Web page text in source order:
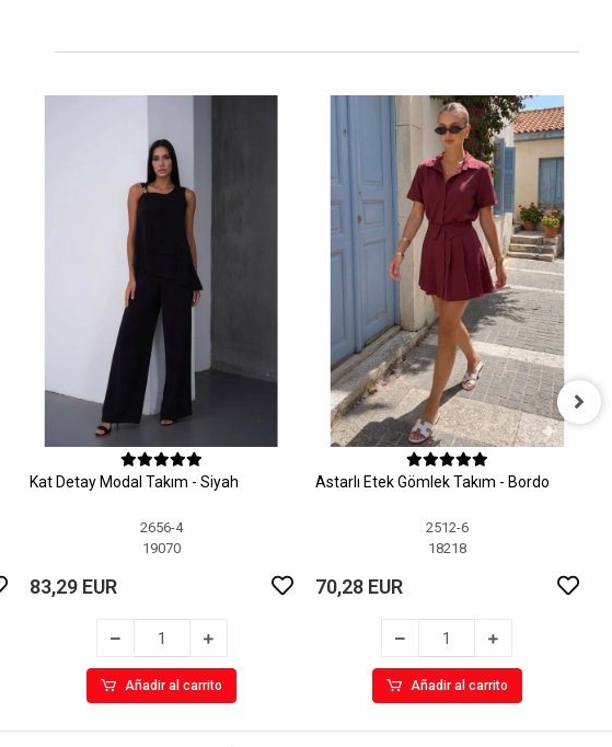
Kat Detay Modal Takım - Siyah
2656-4
19070
83,29 EUR
Añadir al carrito
Astarlı Etek Gömlek Takım - Bordo
2512-6
18218
70,28 EUR
Añadir al carrito